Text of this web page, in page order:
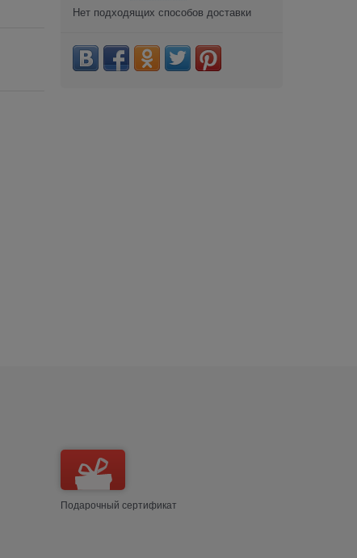
Нет подходящих способов доставки
Подарочный сертификат